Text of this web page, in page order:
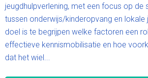
jeugdhulpverlening, met een focus op de
tussen onderwijs/kinderopvang en lokale
doel is te begrijpen welke factoren een
effectieve kennismobilisatie en hoe
dat het wiel...